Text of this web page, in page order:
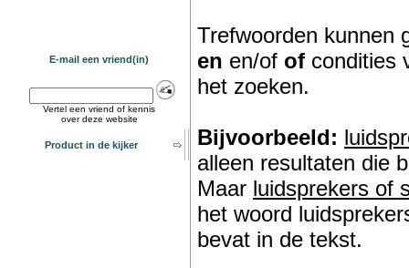
E-mail een vriend(in)
Vertel een vriend of kennis
over deze website
Product in de kijker
Trefwoorden kunnen
en en/of of condities
het zoeken.
Bijvoorbeeld:
alleen resultaten die
Maar luidsprekers of
het woord
bevat in de tekst.